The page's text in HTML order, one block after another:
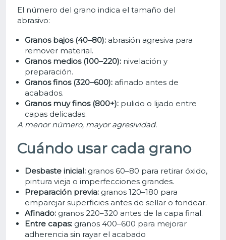
El número del grano indica el tamaño del
abrasivo:
Granos bajos (40–80): abrasión agresiva para
remover material.
Granos medios (100–220): nivelación y
preparación.
Granos finos (320–600): afinado antes de
acabados.
Granos muy finos (800+): pulido o lijado entre
capas delicadas.
A menor número, mayor agresividad.
Cuándo usar cada grano
Desbaste inicial: granos 60–80 para retirar óxido,
pintura vieja o imperfecciones grandes.
Preparación previa: granos 120–180 para
emparejar superficies antes de sellar o fondear.
Afinado: granos 220–320 antes de la capa final.
Entre capas: granos 400–600 para mejorar
adherencia sin rayar el acabado